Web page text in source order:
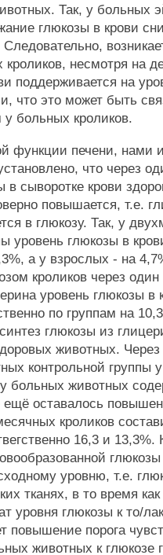
Так, у больных
глюкозы в крови
несмотря на
поддерживается на
что это может быть
больных кроликов.
функции печени, нами
что через
в сыворотке крови
повышается, т.е.
в глюкозу. Так, у
уровень глюкозы в
а у взрослых - на
кроликов через один
уровень глюкозы в
по группам на
глюкозы из
животных. Через
контрольной группы
больных животных
ещё оставалось
кроликов
16,3 и 13,3%.
уровню, т.е.
тканях, в то время
уровня глюкозы к то/
повышение порога
животных к глюкозе